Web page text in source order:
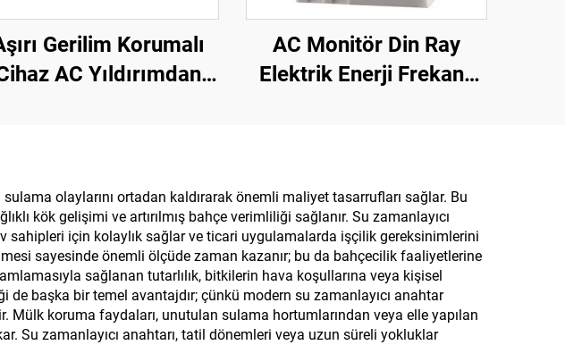
Gerilim Korumalı
AC Yıldırımdan
AC Monitör Din Ray
Elektrik Enerji Frekans
olaylarını ortadan kaldırarak önemli maliyet tasarrufları sağlar. Bu
kök gelişimi ve artırılmış bahçe verimliliği sağlanır. Su zamanlayıcı
sahipleri için kolaylık sağlar ve ticari uygulamalarda işçilik gereksinimlerini
sayesinde önemli ölçüde zaman kazanır; bu da bahçecilik faaliyetlerine
sağlanan tutarlılık, bitkilerin hava koşullarına veya kişisel
de başka bir temel avantajdır; çünkü modern su zamanlayıcı anahtar
koruma faydaları, unutulan sulama hortumlarından veya elle yapılan
Su zamanlayıcı anahtarı, tatil dönemleri veya uzun süreli yokluklar